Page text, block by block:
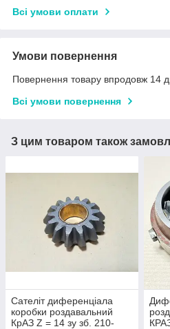
Всі умови оплати
Умови повернення
Повернення товару впродовж 14
Всі умови повернення
З цим товаром також
Сателіт диференціала
коробки роздавальний
КрАЗ Z = 14 зу зб. 210-